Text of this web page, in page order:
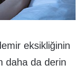
eksikliğinin
daha da derin